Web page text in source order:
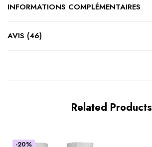
INFORMATIONS COMPLÉMENTAIRES
AVIS (46)
Related Products
-20%